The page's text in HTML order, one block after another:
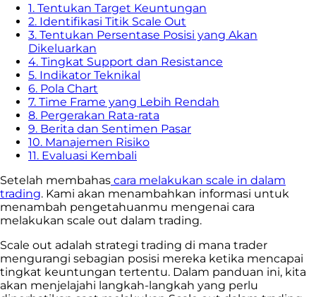
1. Tentukan Target Keuntungan
2. Identifikasi Titik Scale Out
3. Tentukan Persentase Posisi yang Akan
Dikeluarkan
4. Tingkat Support dan Resistance
5. Indikator Teknikal
6. Pola Chart
7. Time Frame yang Lebih Rendah
8. Pergerakan Rata-rata
9. Berita dan Sentimen Pasar
10. Manajemen Risiko
11. Evaluasi Kembali
Setelah membahas cara melakukan scale in dalam
trading. Kami akan menambahkan informasi untuk
menambah pengetahuanmu mengenai cara
melakukan scale out dalam trading.
Scale out adalah strategi trading di mana trader
mengurangi sebagian posisi mereka ketika mencapai
tingkat keuntungan tertentu. Dalam panduan ini, kita
akan menjelajahi langkah-langkah yang perlu